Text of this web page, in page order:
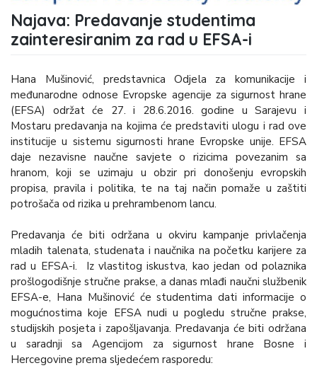
Najava: Predavanje studentima
zainteresiranim za rad u EFSA-i
Hana Mušinović, predstavnica Odjela za komunikacije i
međunarodne odnose Evropske agencije za sigurnost hrane
(EFSA) održat će 27. i 28.6.2016. godine u Sarajevu i
Mostaru predavanja na kojima će predstaviti ulogu i rad ove
institucije u sistemu sigurnosti hrane Evropske unije. EFSA
daje nezavisne naučne savjete o rizicima povezanim sa
hranom, koji se uzimaju u obzir pri donošenju evropskih
propisa, pravila i politika, te na taj način pomaže u zaštiti
potrošača od rizika u prehrambenom lancu.
Predavanja će biti održana u okviru kampanje privlačenja
mladih talenata, studenata i naučnika na početku karijere za
rad u EFSA-i. Iz vlastitog iskustva, kao jedan od polaznika
prošlogodišnje stručne prakse, a danas mlađi naučni službenik
EFSA-e, Hana Mušinović će studentima dati informacije o
mogućnostima koje EFSA nudi u pogledu stručne prakse,
studijskih posjeta i zapošljavanja. Predavanja će biti održana
u saradnji sa Agencijom za sigurnost hrane Bosne i
Hercegovine prema sljedećem rasporedu: